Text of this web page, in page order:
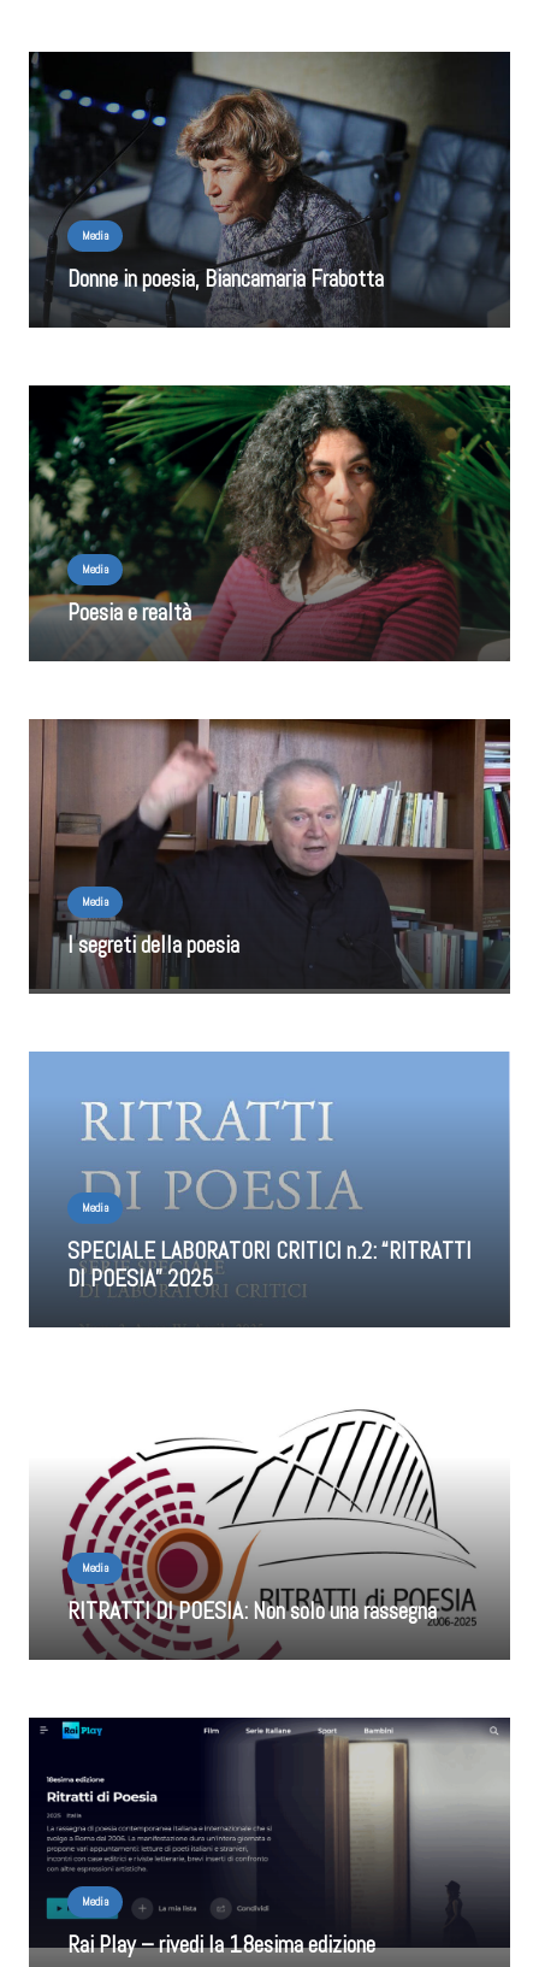
Media
Donne in poesia, Biancamaria Frabotta
Media
Poesia e realtà
Media
I segreti della poesia
Media
SPECIALE LABORATORI CRITICI n.2: “RITRATTI
DI POESIA” 2025
Media
RITRATTI DI POESIA: Non solo una rassegna
Media
Rai Play – rivedi la 18esima edizione